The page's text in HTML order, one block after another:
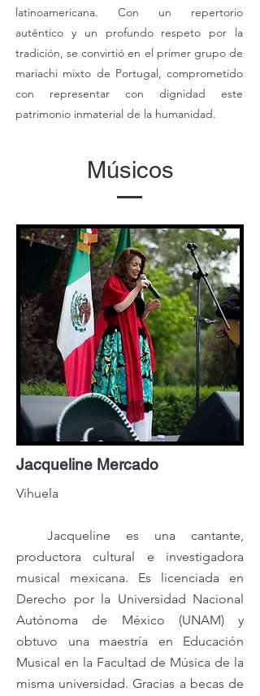
latinoamericana. Con un repertorio
auténtico y un profundo respeto por la
tradición, se convirtió en el primer grupo de
mariachi mixto de Portugal, comprometido
con representar con dignidad este
patrimonio inmaterial de la humanidad.
Músicos
Jacqueline Mercado
Vihuela
Jacqueline es una cantante,
productora cultural e investigadora
musical mexicana. Es licenciada en
Derecho por la Universidad Nacional
Autónoma de México (UNAM) y
obtuvo una maestría en Educación
Musical en la Facultad de Música de la
misma universidad. Gracias a becas de